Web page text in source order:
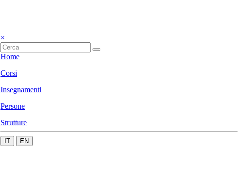
×
Home
Corsi
Insegnamenti
Persone
Strutture
IT EN